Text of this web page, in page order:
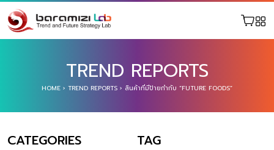
TREND REPORTS
HOME › TREND REPORTS › สินค้าที่มีป้ายกำกับ “FUTURE FOODS”
CATEGORIES TAG